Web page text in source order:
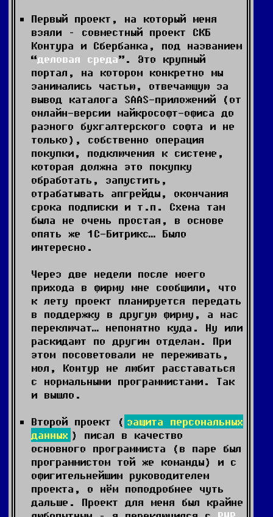
Первый проект, на который меня
взяли – совместный проект СКБ
Контура и Сбербанка, под названием
“деловая среда”. Это крупный
портал, на котором конкретно мы
занимались частью, отвечающую за
вывод каталога SAAS-приложений (от
онлайн-версии майкрософт-офиса до
разного бухгалтерского софта и не
только), собственно операция
покупки, подключения к системе,
которая должна это покупку
обработать, запустить,
отрабатывать апгрейды, окончания
срока подписки и т.п. Схема там
была не очень простая, в основе
опять же 1С-Битрикс… Было
интересно.
Через две недели после моего
прихода в фирму мне сообщили, что
к лету проект планируется передать
в поддержку в другую фирму, а нас
переключат… непонятно куда. Ну или
раскидают по другим отделам. При
этом посоветовали не переживать,
мол, Контур не любит расставаться
с нормальными программистами. Так
и вышло.
Второй проект ( защита персональных
данных ) писал в качество
основного программиста (в паре был
программистом той же команды) и с
офигительнейшим руководителем
проекта, о нём поподробнее чуть
дальше. Проект для меня был крайне